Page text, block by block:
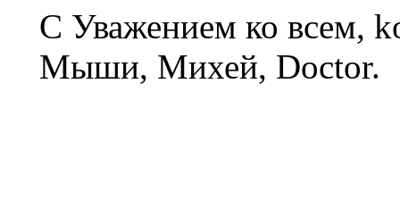
С Уважением ко всем,
Мыши, Михей, Doctor.